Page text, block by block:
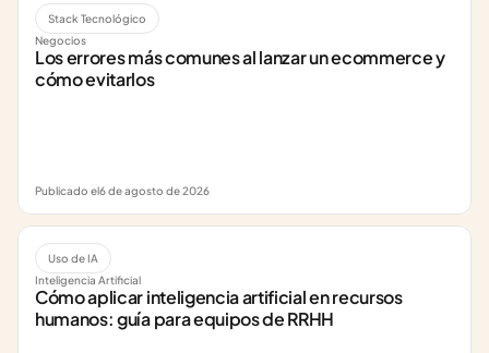
Stack Tecnológico
Negocios
Los errores más comunes al lanzar un ecommerce y
cómo evitarlos
Publicado el6 de agosto de 2026
Uso de IA
Inteligencia Artificial
Cómo aplicar inteligencia artificial en recursos
humanos: guía para equipos de RRHH